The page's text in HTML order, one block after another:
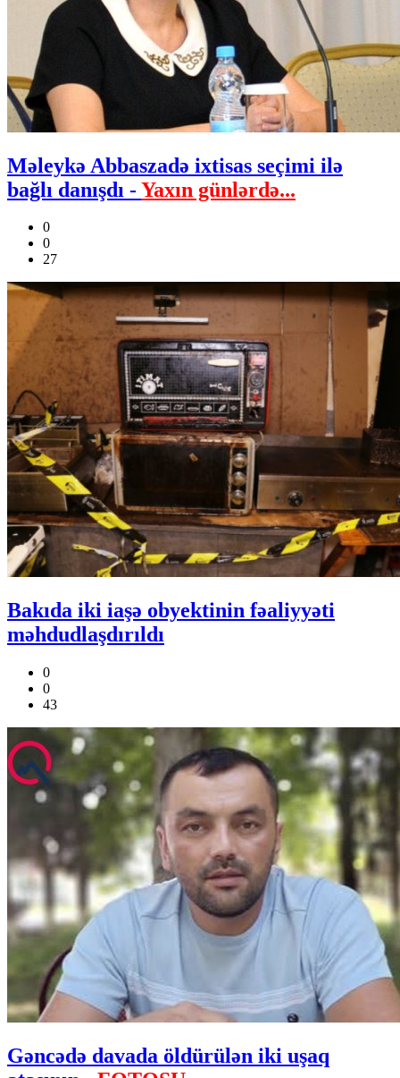
Məleykə Abbaszadə ixtisas seçimi ilə
bağlı danışdı -Yaxın günlərdə...
0
0
27
Bakıda iki iaşə obyektinin fəaliyyəti
məhdudlaşdırıldı
0
0
43
Gəncədə davada öldürülən iki uşaq